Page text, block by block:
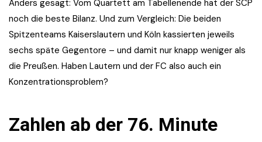
Anders gesagt: Vom Quartett am Tabellenende hat der SCP
noch die beste Bilanz. Und zum Vergleich: Die beiden
Spitzenteams Kaiserslautern und Köln kassierten jeweils
sechs späte Gegentore – und damit nur knapp weniger als
die Preußen. Haben Lautern und der FC also auch ein
Konzentrationsproblem?
Zahlen ab der 76. Minute